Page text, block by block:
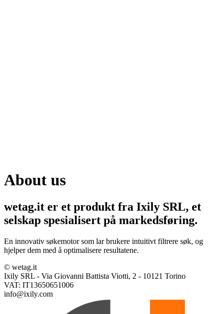
About us
wetag.it er et produkt fra Ixily SRL, et
selskap spesialisert på markedsføring.
En innovativ søkemotor som lar brukere intuitivt filtrere søk, og
hjelper dem med å optimalisere resultatene.
© wetag.it
Ixily SRL - Via Giovanni Battista Viotti, 2 - 10121 Torino
VAT: IT13650651006
info@ixily.com